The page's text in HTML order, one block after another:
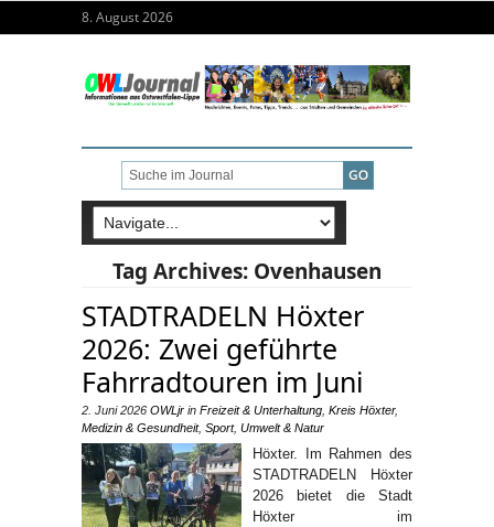
8. August 2026
Tag Archives: Ovenhausen
STADTRADELN Höxter
2026: Zwei geführte
Fahrradtouren im Juni
2. Juni 2026 OWLjr in Freizeit & Unterhaltung Kreis Höxter,
Medizin & Gesundheit, Sport, Umwelt & Natur
Höxter. Im Rahmen des
STADTRADELN Höxter
2026 bietet die Stadt
Höxter im